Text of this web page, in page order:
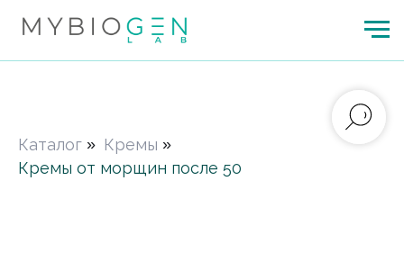
Каталог » Кремы »
Кремы от морщин после 50